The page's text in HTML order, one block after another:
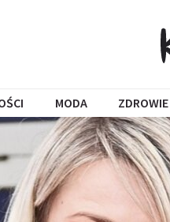
MODA ZDROWIE